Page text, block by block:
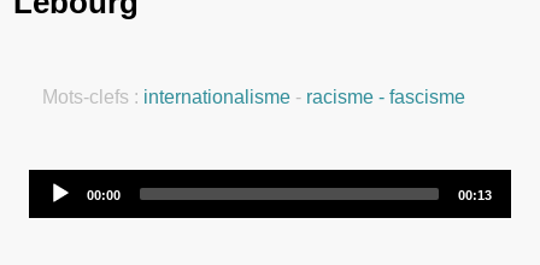
Mots-clefs : internationalisme - racisme - fascisme
00:00 00:13